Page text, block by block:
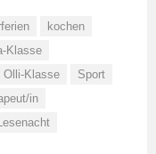
kochen
Klasse
Olli-Klasse
Sport
in